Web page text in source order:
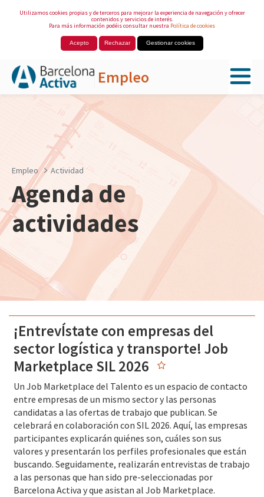
Utilizamos cookies propias y de terceros para mejorar la experiencia de navegación y ofrecer
contenidos y servicios de interés.
Para más información podéis consultar nuestra Política de cookies
Acepto Rechazar Gestionar cookies
Empleo
Saltar al contenido principal
Empleo Actividad
Agenda de
actividades
¡EntrevÍstate con empresas del
sector logística y transporte! Job
Marketplace SIL 2026
Un Job Marketplace del Talento es un espacio de contacto
entre empresas de un mismo sector y las personas
candidatas a las ofertas de trabajo que publican. Se
celebrará en colaboración con SIL 2026. Aquí, las empresas
participantes explicarán quiénes son, cuáles son sus
valores y presentarán los perfiles profesionales que están
buscando. Seguidamente, realizarán entrevistas de trabajo
a las personas que han sido pre-seleccionadas por
Barcelona Activa y que asistan al Job Marketplace.